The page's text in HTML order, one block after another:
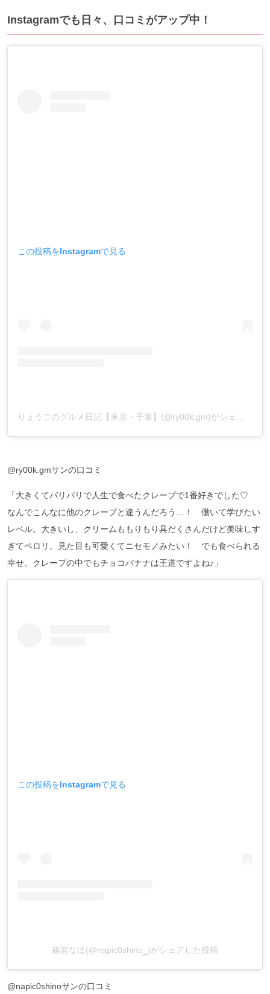
Instagramでも日々、口コミがアップ中！
この投稿をInstagramで見る
@ry00k.gmサンの口コミ
「大きくてパリパリで人生で食べたクレープで1番好きでした♡
なんでこんなに他のクレープと違うんだろう…！ 働いて学びたい
レベル。大きいし、クリームももりもり具だくさんだけど美味しす
ぎてペロリ。見た目も可愛くてニセモノみたい！ でも食べられる
幸せ。クレープの中でもチョコバナナは王道ですよね♪」
この投稿をInstagramで見る
篠宮なほ(@napic0shino_)がシェアした投稿
@napic0shinoサンの口コミ